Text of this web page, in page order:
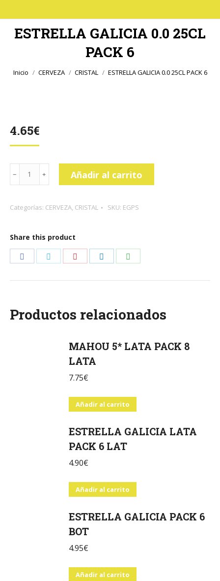
ESTRELLA GALICIA 0.0 25CL
PACK 6
Estás aquí:
Inicio CERVEZA CRISTAL ESTRELLA GALICIA 0.0 25CL PACK 6
4.65€
ESTRELLA
GALICIA
25CL
6
cantidad
Añadir al carrito
Categorías: CERVEZA, CRISTAL SKU: EGPS
Share this product
Productos relacionados
MAHOU 5* LATA PACK 8
LATA
7.75€
Añadir al carrito
ESTRELLA GALICIA LATA
PACK 6 LAT
4.90€
Añadir al carrito
ESTRELLA GALICIA PACK 6
BOT
4.95€
Añadir al carrito